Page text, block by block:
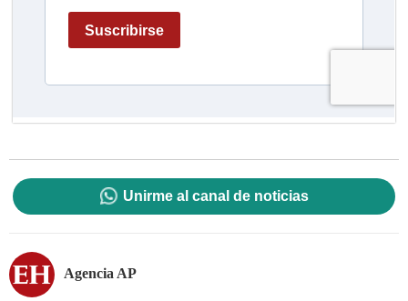
Unirme al canal de noticias
Agencia AP